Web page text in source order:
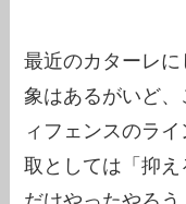
最近のカターレ
象はあるがいど
ィフェンスのラ
取としては「抑